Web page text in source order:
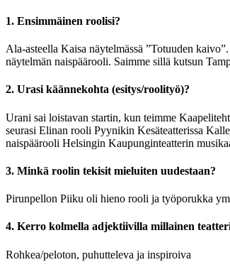
1. Ensimmäinen roolisi?
Ala-asteella Kaisa näytelmässä ”Totuuden
näytelmän naispäärooli. Saimme sillä kutsun
2. Urasi käännekohta (esitys/roolityö)?
Urani sai loistavan startin, kun teimme
seurasi Elinan rooli Pyynikin Kesäteatterissa
naispäärooli Helsingin Kaupunginteatterin
3. Minkä roolin tekisit mieluiten uudestaan?
Pirunpellon Piiku oli hieno rooli ja työporukka
4. Kerro kolmella adjektiivilla millainen
Rohkea/peloton, puhutteleva ja inspiroiva